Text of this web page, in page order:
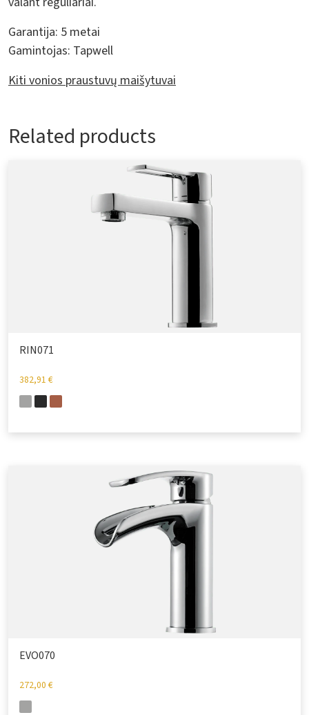
Garantija: 5 metai
Gamintojas: Tapwell
Kiti vonios praustuvų maišytuvai
Related products
RIN071
382,91 €
EVO070
272,00 €